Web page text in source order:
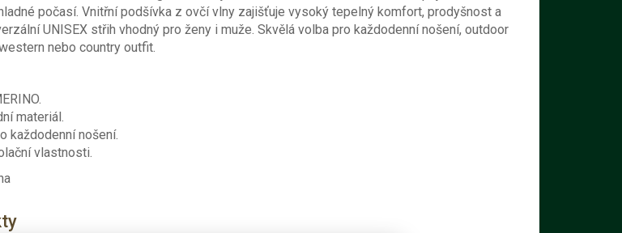
počasí. Vnitřní podšívka z ovčí vlny zajišťuje vysoký tepelný komfort, prodyšnost a
UNISEX střih vhodný pro ženy i muže. Skvělá volba pro každodenní nošení, outdoor
nebo country outfit.
materiál.
každodenní nošení.
vlastnosti.